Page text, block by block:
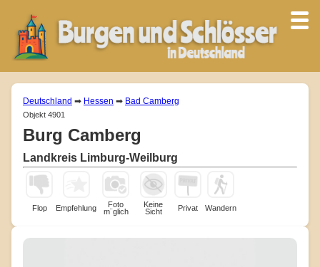
Deutschland ➡ Hessen ➡ Bad Camberg
Objekt 4901
Burg Camberg
Landkreis Limburg-Weilburg
Flop Empfehlung
Foto
m¨glich
Keine
Sicht
Privat Wandern